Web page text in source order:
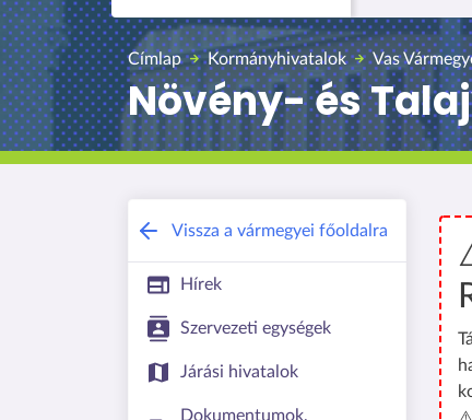
Címlap Kormányhivatalok Vas
Növény- és
Vissza a vármegyei főoldalra
Hírek
Szervezeti egységek
Járási hivatalok
Dokumentumok,